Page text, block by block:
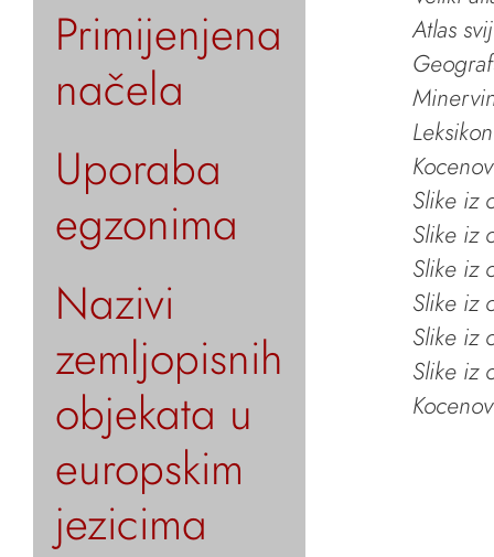
Primijenjena
načela
Uporaba
egzonima
Nazivi
zemljopisnih
objekata u
europskim
jezicima
Atlas
Slike iz
Slike iz
Slike iz
Slike iz
Slike iz
Slike iz